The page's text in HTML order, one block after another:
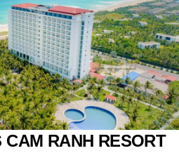
RANH RESORT